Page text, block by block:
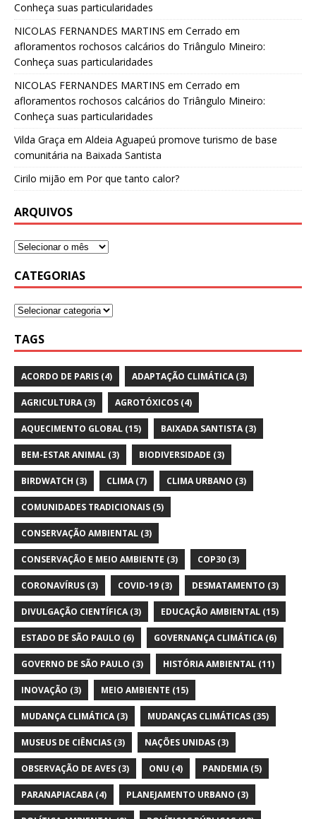
Conheça suas particularidades
NICOLAS FERNANDES MARTINS em Cerrado em
afloramentos rochosos calcários do Triângulo Mineiro:
Conheça suas particularidades
NICOLAS FERNANDES MARTINS em Cerrado em
afloramentos rochosos calcários do Triângulo Mineiro:
Conheça suas particularidades
Vilda Graça em Aldeia Aguapeú promove turismo de base
comunitária na Baixada Santista
Cirilo mijão em Por que tanto calor?
ARQUIVOS
CATEGORIAS
TAGS
ACORDO DE PARIS (4) ADAPTAÇÃO CLIMÁTICA(3)
AGRICULTURA(3) AGROTÓXICOS (4)
AQUECIMENTO GLOBAL (15) BAIXADA SANTISTA(3)
BEM-ESTAR ANIMAL (3) BIODIVERSIDADE (3)
BIRDWATCH (3) CLIMA(7) CLIMA URBANO (3)
COMUNIDADES TRADICIONAIS (5)
CONSERVAÇÃO AMBIENTAL (3)
CONSERVAÇÃO E MEIO AMBIENTE (3) COP30 (3)
CORONAVÍRUS (3) COVID-19 (3) DESMATAMENTO (3)
DIVULGAÇÃO CIENTÍFICA(3) EDUCAÇÃO AMBIENTAL (15)
ESTADO DE SÃO PAULO (6) GOVERNANÇA CLIMÁTICA(6)
GOVERNO DE SÃO PAULO (3) HISTÓRIA AMBIENTAL (11)
INOVAÇÃO (3) MEIO AMBIENTE (15)
MUDANÇA CLIMÁTICA(3) MUDANÇAS CLIMÁTICAS (35)
MUSEUS DE CIÊNCIAS (3) NAÇÕES UNIDAS (3)
OBSERVAÇÃO DE AVES (3) ONU (4) PANDEMIA(5)
PARANAPIACABA(4) PLANEJAMENTO URBANO (3)